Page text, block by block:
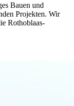
Bauen und
Projekten. Wir
Rothoblaas-